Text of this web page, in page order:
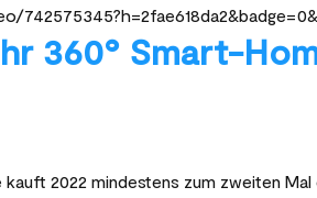
360° Smart-
2022 mindestens zum zweiten Mal